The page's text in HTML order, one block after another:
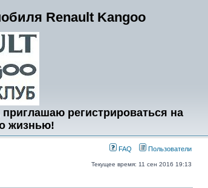
Renault Kangoo
регистрироваться на
жизнью!
FAQ Пользователи
Текущее время: 11 сен 2016 19:13